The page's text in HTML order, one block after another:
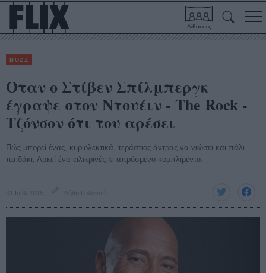
Αίθουσες
BUZZ
Οταν ο Στίβεν Σπίλμπεργκ
έγραψε στον Ντουέιν - The Rock -
Τζόνσον ότι του αρέσει
Πώς μπορεί ένας, κυριολεκτικά, τεράστιος άντρας να νιώσει και πάλι
παιδάκι; Αρκεί ένα ειλικρινές κι απρόσμενο κομπλιμέντο.
01 Ιούλ 2015 Λήδα Γαλανού